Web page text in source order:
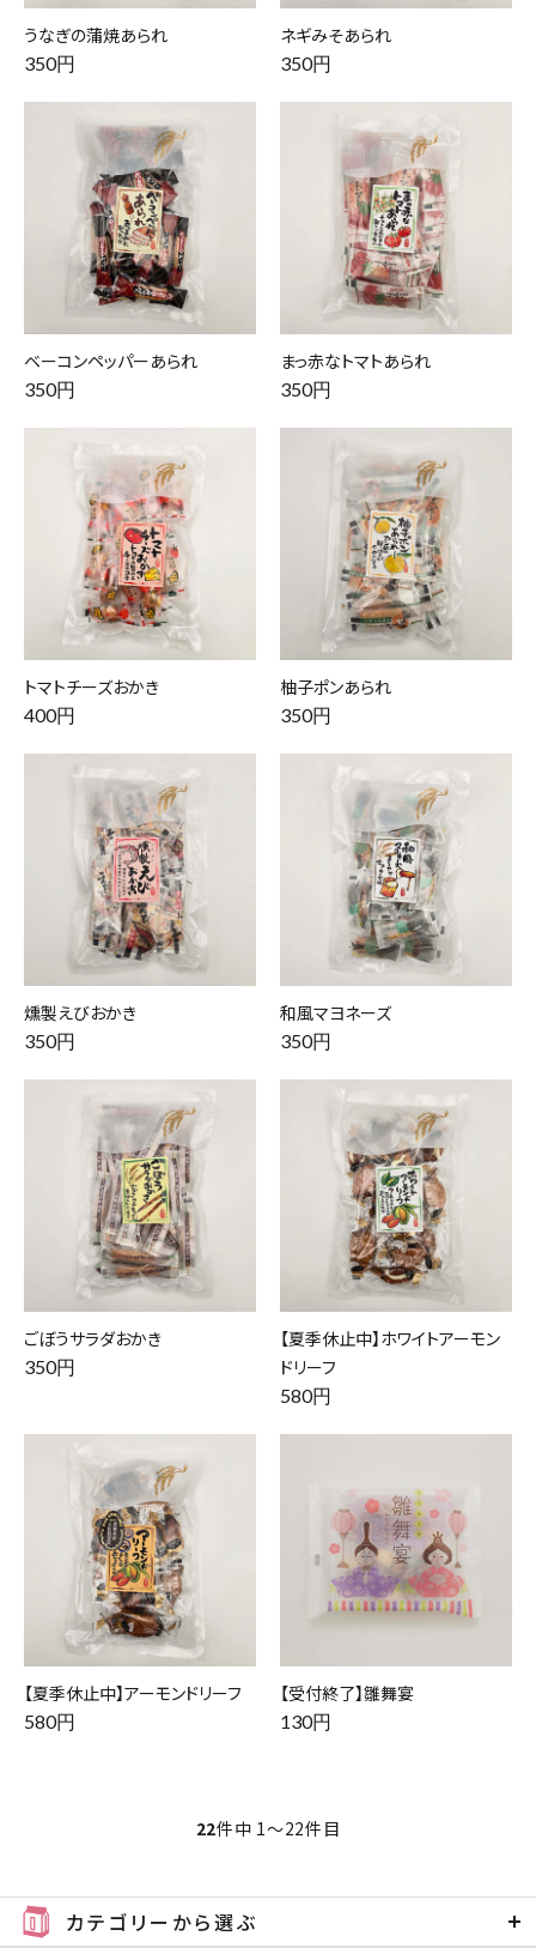
うなぎの蒲焼あられ
350円
ネギみそあられ
350円
ベーコンペッパーあられ
350円
まっ赤なトマトあられ
350円
トマトチーズおかき
400円
柚子ポンあられ
350円
燻製えびおかき
350円
和風マヨネーズ
350円
ごぼうサラダおかき
350円
【夏季休止中】ホワイトアーモン
ドリーフ
580円
【夏季休止中】アーモンドリーフ
580円
【受付終了】雛舞宴
130円
22件中 1〜22件目
カテゴリーから選ぶ